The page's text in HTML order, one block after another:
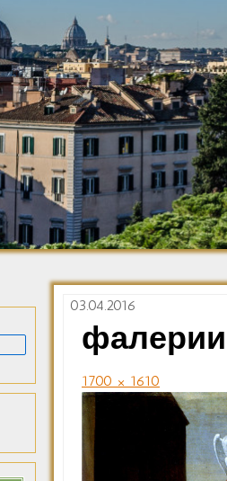
03.04.2016
фалерии
1700 × 1610